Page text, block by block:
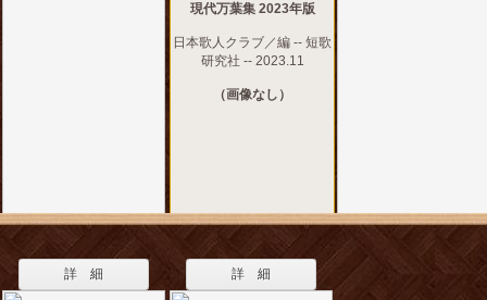
現代万葉集 2023年版
日本歌人クラブ／編 -- 短歌
研究社 -- 2023.11
（画像なし）
詳 細 詳 細